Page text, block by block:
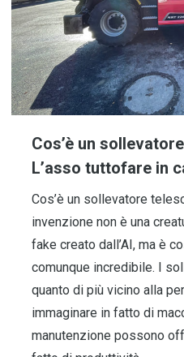
Cos’è un
L’asso tuttofare in
Cos’è un sollevatore
invenzione non è una
fake creato dall’AI, ma è
comunque incredibile. I
quanto di più vicino alla
immaginare in fatto di
manutenzione possono